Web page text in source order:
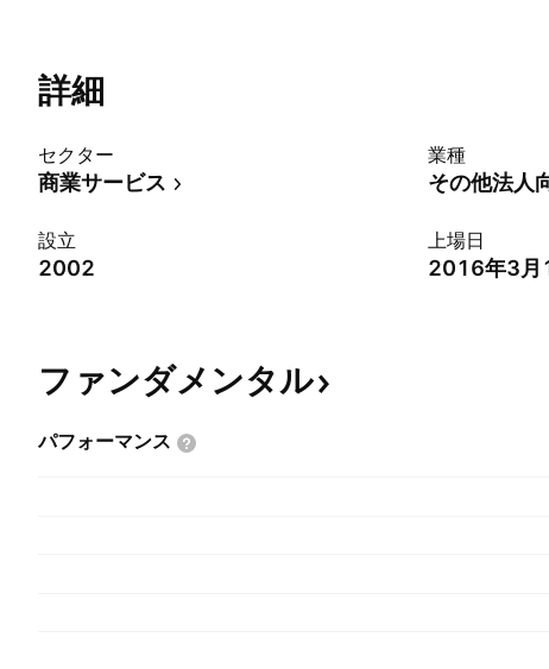
詳細
セクター
商業サービス
業種
その他法人
設立
2002
上場日
2016年3月
ファンダメンタル
パフォーマンス